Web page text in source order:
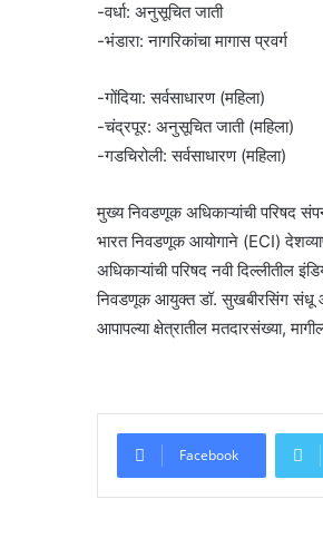
-वर्धा: अनुसूचित जाती
-भंडारा: नागरिकांचा मागास प्रवर्ग
-गोंदिया: सर्वसाधारण (महिला)
-चंद्रपूर: अनुसूचित जाती (महिला)
-गडचिरोली: सर्वसाधारण (महिला)
मुख्य निवडणूक अधिकाऱ्यांची परिषद
भारत निवडणूक आयोगाने (ECI)
अधिकाऱ्यांची परिषद नवी
निवडणूक आयुक्त डॉ. सुखबीरसिंग संधू
आपापल्या क्षेत्रातील मतदारसंख्या,
Facebook